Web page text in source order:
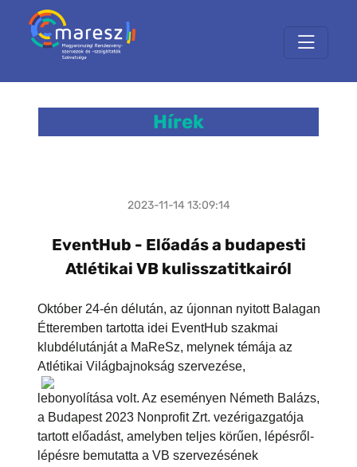
Hírek
2023-11-14 13:09:14
EventHub - Előadás a budapesti
Atlétikai VB kulisszatitkairól
Október 24-én délután, az újonnan nyitott Balagan
Étteremben tartotta idei EventHub szakmai
klubdélutánját a MaReSz, melynek témája az
Atlétikai Világbajnokság szervezése,
lebonyolítása volt. Az eseményen Németh Balázs,
a Budapest 2023 Nonprofit Zrt. vezérigazgatója
tartott előadást, amelyben teljes körűen, lépésről-
lépésre bemutatta a VB szervezésének